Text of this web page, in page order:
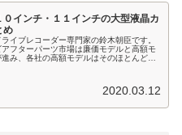
０インチ・１１インチの大型液晶カ
め
イブレコーダー専門家の鈴木朝臣です。
フターパーツ市場は廉価モデルと高額モ
み、各社の高額モデルはそのほとんどが
2020.03.12